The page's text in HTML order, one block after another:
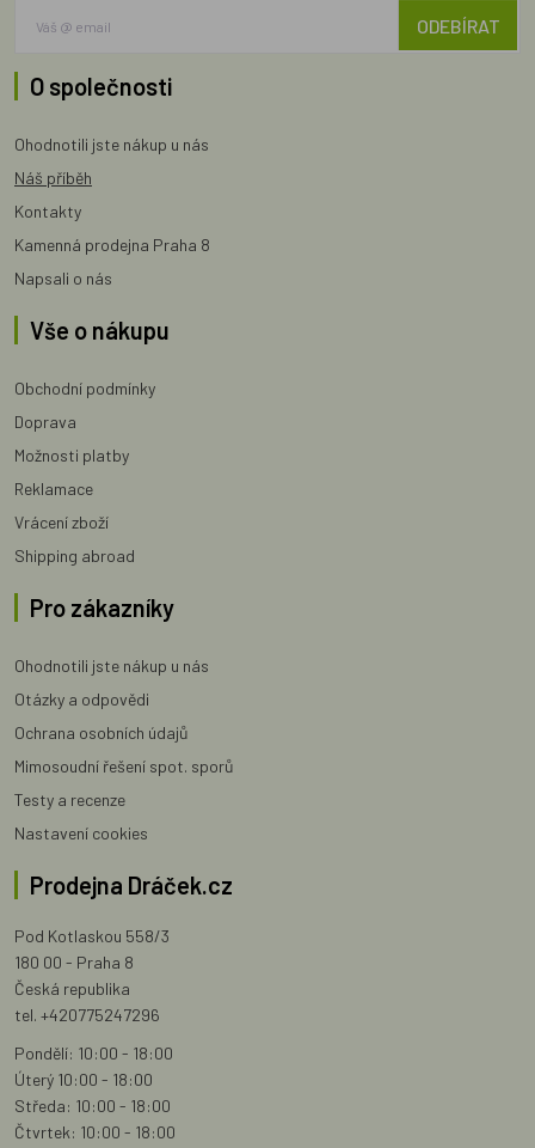
ODEBÍRAT
O společnosti
Ohodnotili jste nákup u nás
Náš příběh
Kontakty
Kamenná prodejna Praha 8
Napsali o nás
Vše o nákupu
Obchodní podmínky
Doprava
Možnosti platby
Reklamace
Vrácení zboží
Shipping abroad
Pro zákazníky
Ohodnotili jste nákup u nás
Otázky a odpovědi
Ochrana osobních údajů
Mimosoudní řešení spot. sporů
Testy a recenze
Nastavení cookies
Prodejna Dráček.cz
Pod Kotlaskou 558/3
180 00 - Praha 8
Česká republika
tel. +420775247296
Pondělí: 10:00 - 18:00
Úterý 10:00 - 18:00
Středa: 10:00 - 18:00
Čtvrtek: 10:00 - 18:00